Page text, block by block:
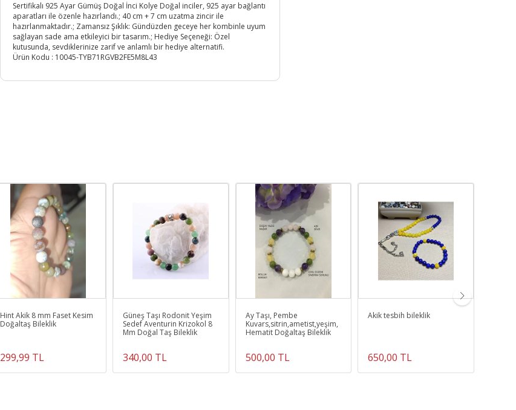
Sertifikalı 925 Ayar Gümüş Doğal İnci Kolye Doğal inciler, 925 ayar bağlantı
aparatları ile özenle hazırlandı.; 40 cm + 7 cm uzatma zincir ile
hazırlanmaktadır.; Zamansız Şıklık: Gündüzden geceye her kombinle uyum
sağlayan sade ama etkileyici bir tasarım.; Hediye Seçeneği: Özel
kutusunda, sevdiklerinize zarif ve anlamlı bir hediye alternatifi.
Ürün Kodu : 10045-TYB71RGVB2FE5M8L43
Hint Akik 8 mm Faset Kesim
Doğaltaş Bileklik
299,99 TL
Güneş Taşı Rodonit Yeşim
Sedef Aventurin Krizokol 8
Mm Doğal Taş Bileklik
340,00 TL
Ay Taşı, Pembe
Kuvars,sitrin,ametist,yeşim,
Hematit Doğaltaş Bileklik
500,00 TL
Akik tesbih bileklik
650,00 TL